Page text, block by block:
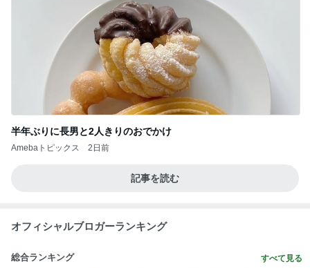
半年ぶりに長男と2人きりのおでかけ
Amebaトピックス 2日前
記事を読む
オフィシャルブロガーランキング
総合ランキング すべて見る